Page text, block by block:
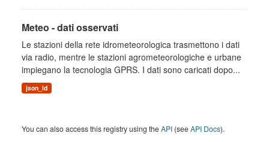
Meteo - dati osservati
Le stazioni della rete idrometeorologica trasmettono i dati
via radio, mentre le stazioni agrometeorologiche e urbane
impiegano la tecnologia GPRS. I dati sono caricati dopo...
json_ld
You can also access this registry using theAPI (seeAPI Docs).